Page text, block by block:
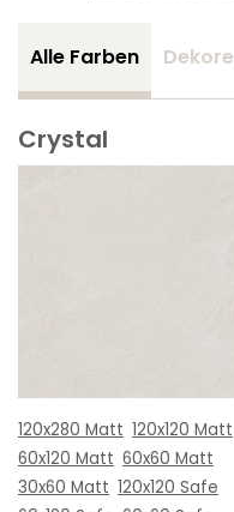
Alle Farben Dekore
Crystal
120x280 Matt 120x120 Matt
60x120 Matt 60x60 Matt
30x60 Matt 120x120 Safe